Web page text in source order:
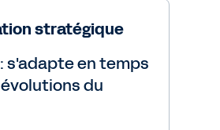
stratégique
s'adapte en temps
du